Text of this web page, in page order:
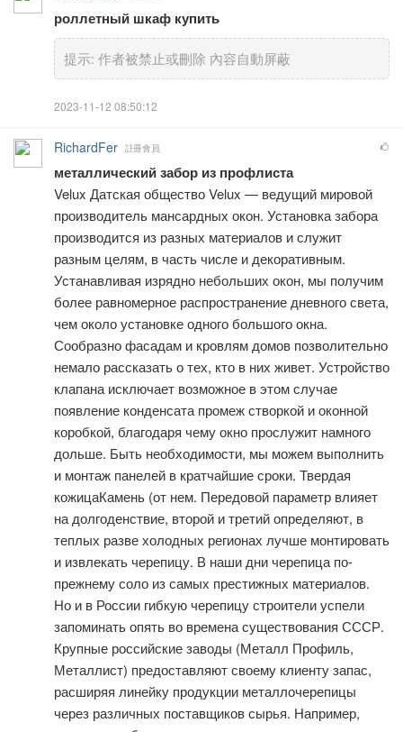
роллетный шкаф купить
提示: 作者被禁止或刪除 內容自動屏蔽
2023-11-12 08:50:12
RichardFer 註冊會員
металлический забор из профлиста
Velux Датская общество Velux — ведущий мировой
производитель мансардных окон. Установка забора
производится из разных материалов и служит
разным целям, в часть числе и декоративным.
Устанавливая изрядно небольших окон, мы получим
более равномерное распространение дневного света,
чем около установке одного большого окна.
Сообразно фасадам и кровлям домов позволительно
немало рассказать о тех, кто в них живет. Устройство
клапана исключает возможное в этом случае
появление конденсата промеж створкой и оконной
коробкой, благодаря чему окно прослужит намного
дольше. Быть необходимости, мы можем выполнить
и монтаж панелей в кратчайшие сроки. Твердая
кожицаКамень (от нем. Передовой параметр влияет
на долгоденствие, второй и третий определяют, в
теплых разве холодных регионах лучше монтировать
и извлекать черепицу. В наши дни черепица по-
прежнему соло из самых престижных материалов.
Но и в России гибкую черепицу строители успели
запоминать опять во времена существования СССР.
Крупные российские заводы (Металл Профиль,
Металлист) предоставляют своему клиенту запас,
расширяя линейку продукции металлочерепицы
через различных поставщиков сырья. Например,